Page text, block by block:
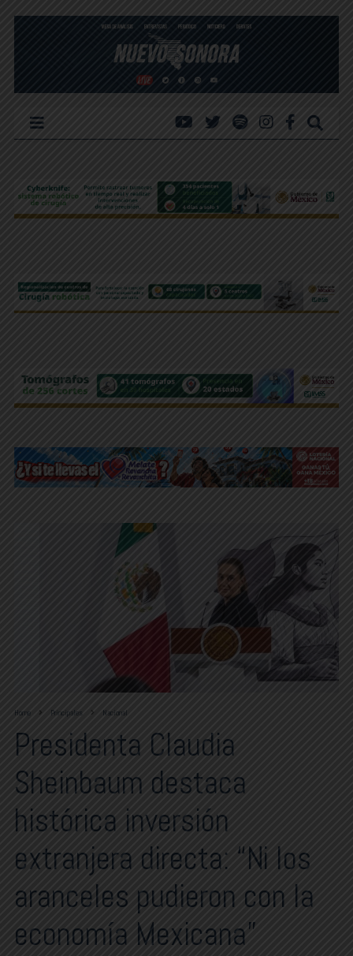
Home Principales Nacional
Presidenta Claudia
Sheinbaum destaca
histórica inversión
extranjera directa: “Ni los
aranceles pudieron con la
economía Mexicana”